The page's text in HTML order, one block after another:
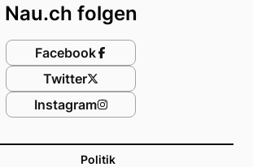
Politik
Nau.ch folgen
Facebook
Twitter
Instagram